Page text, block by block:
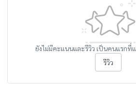
ยังไม่มีคะแนนและรีวิว เป็นคนแรกที่
รีวิว